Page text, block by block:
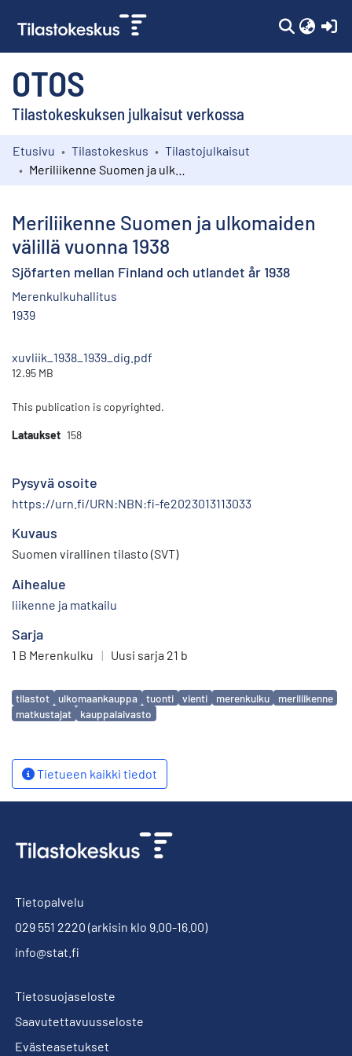
OTOS
Tilastokeskuksen julkaisut verkossa
Kokoelmat
Etusivu Tilastokeskus
Tilastojulkaisut
Meriliikenne Suomen ja ulkomaiden
välillä vuonna 1938
Sjöfarten mellan Finland och utlandet år 1938
Merenkulkuhallitus
1939
xuvliik_1938_1939_dig.pdf
12.95 MB
This publication is copyrighted.
Lataukset 158
Pysyvä osoite
https://urn.fi/URN:NBN:fi-fe2023013113033
Kuvaus
Suomen virallinen tilasto (SVT)
Aihealue
liikenne ja matkailu
Sarja
1 B Merenkulku | Uusi sarja 21 b
Avainsanat
tilastot ulkomaankauppa tuonti vienti merenkulku
meriliikenne
matkustajat
kauppalaivasto
Tietueen kaikki tiedot
Tietopalvelu
029 551 2220 (arkisin klo 9.00-16.00)
info@stat.fi
Tietosuojaseloste
Saavutettavuusseloste
Evästeasetukset